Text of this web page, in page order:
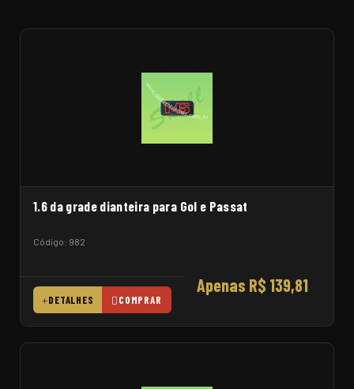
1.6 da grade dianteira para Gol e Passat
Código: 982
Apenas R$ 139,81
DETALHES COMPRAR